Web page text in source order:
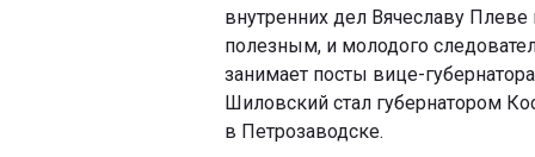
внутренних дел Вячеславу
полезным, и молодого
занимает посты вице-
Шиловский стал губернатором
в Петрозаводске.